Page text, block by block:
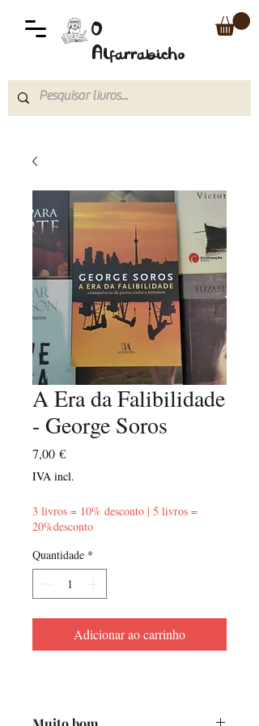
O
Alfarrabicho
A Era da Falibilidade
- George Soros
7,00 €Preço
IVA incl.
3 livros = 10% desconto | 5 livros =
20%desconto
Quantidade *
Adicionar ao carrinho